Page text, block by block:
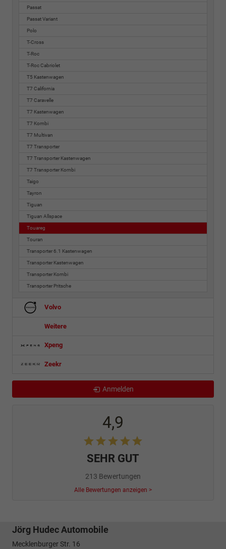
Passat
Passat Variant
Polo
T-Cross
T-Roc
T-Roc Cabriolet
T5 Kastenwagen
T7 California
T7 Caravelle
T7 Kastenwagen
T7 Kombi
T7 Multivan
T7 Transporter
T7 Transporter Kastenwagen
T7 Transporter Kombi
Taigo
Tayron
Tiguan
Tiguan Allspace
Touareg
Touran
Transporter 6.1 Kastenwagen
Transporter Kastenwagen
Transporter Kombi
Transporter Pritsche
Volvo
Weitere
Xpeng
Zeekr
Anmelden
4,9
SEHR GUT
213 Bewertungen
Alle Bewertungen anzeigen >
Jörg Hudec Automobile
Mecklenburger Str. 16